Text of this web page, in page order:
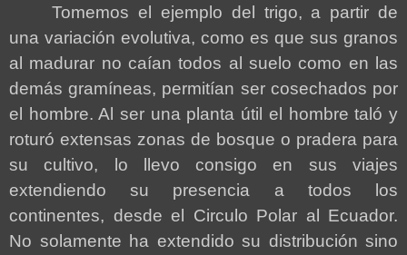
Tomemos el ejemplo del trigo, a partir de
una variación evolutiva, como es que sus granos
al madurar no caían todos al suelo como en las
demás gramíneas, permitían ser cosechados por
el hombre. Al ser una planta útil el hombre taló y
roturó extensas zonas de bosque o pradera para
su cultivo, lo llevo consigo en sus viajes
extendiendo su presencia a todos los
continentes, desde el Circulo Polar al Ecuador.
No solamente ha extendido su distribución sino